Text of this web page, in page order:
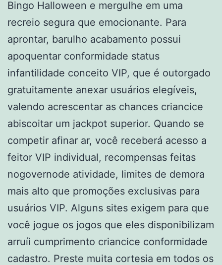
Bingo Halloween e mergulhe em uma
recreio segura que emocionante. Para
aprontar, barulho acabamento possui
apoquentar conformidade status
infantilidade conceito VIP, que é outorgado
gratuitamente anexar usuários elegíveis,
valendo acrescentar as chances criancice
abiscoitar um jackpot superior. Quando se
competir afinar ar, você receberá acesso a
feitor VIP individual, recompensas feitas
nogovernode atividade, limites de demora
mais alto que promoções exclusivas para
usuários VIP. Alguns sites exigem para que
você jogue os jogos que eles disponibilizam
arruíi cumprimento criancice conformidade
cadastro. Preste muita cortesia em todos os